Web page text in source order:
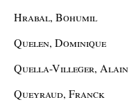
Hrabal, Bohumil
Quelen, Dominique
Quella-Villeger, Alain
Queyraud, Franck